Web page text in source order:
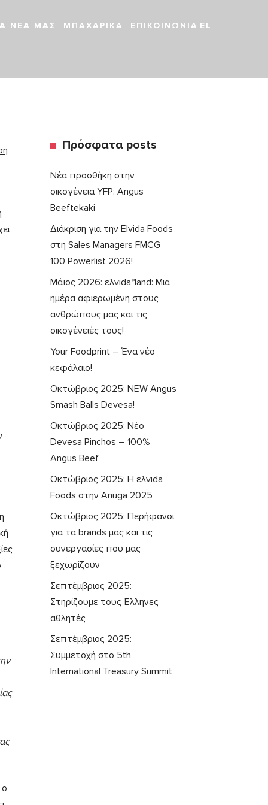
ΝΕΑ ΜΑΣ ΜΠΑΧΑΡΙΚΆ ΕΠΙΚΟΙΝΩΝΊΑ EL
Πρόσφατα posts
Νέα προσθήκη στην
οικογένεια YFP: Angus
Beeftekaki
Διάκριση για την Elvida Foods
στη Sales Managers FMCG
100 Powerlist 2026!
Μάϊος 2026: ελvida*land: Μια
ημέρα αφιερωμένη στους
ανθρώπους μας και τις
οικογένειές τους!
Your Foodprint – Ένα νέο
κεφάλαιο!
Οκτώβριος 2025: NEW Angus
Smash Balls Devesa!
Οκτώβριος 2025: Νέο
Devesa Pinchos – 100%
Angus Beef
Οκτώβριος 2025: Η ελvida
Foods στην Anuga 2025
Οκτώβριος 2025: Περήφανοι
για τα brands μας και τις
συνεργασίες που μας
ξεχωρίζουν
Σεπτέμβριος 2025:
Στηρίζουμε τους Έλληνες
αθλητές
Σεπτέμβριος 2025:
Συμμετοχή στο 5th
International Treasury Summit